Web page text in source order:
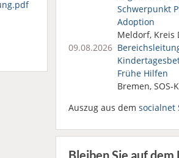
Schwerpunkt
Adoption
Meldorf, Kreis
09.08.2026
Frühe Hilfen
Bremen, SOS-
Auszug aus dem socialnet
Bleiben Sie auf dem